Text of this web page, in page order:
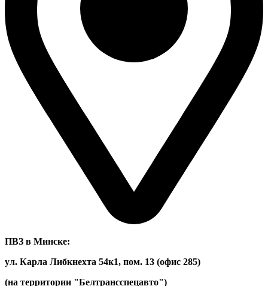
ПВЗ в Минске:
ул. Карла Либкнехта 54к1, пом. 13 (офис 285)
(на территории "Белтрансспецавто")